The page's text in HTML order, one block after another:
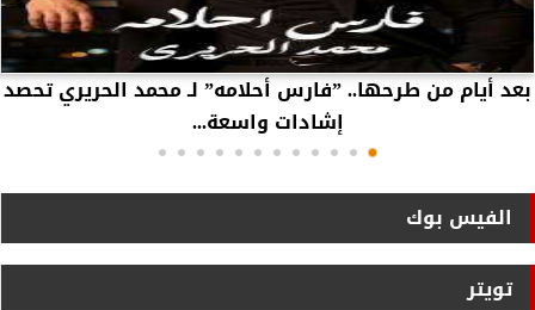
بعد أيام من طرحها.. ”فارس أحلامه” لـ محمد الحريري تحصد
إشادات واسعة...
الفيس بوك
تويتر